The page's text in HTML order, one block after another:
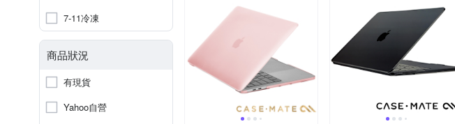
7-11冷凍
商品狀況
有現貨
Yahoo自營